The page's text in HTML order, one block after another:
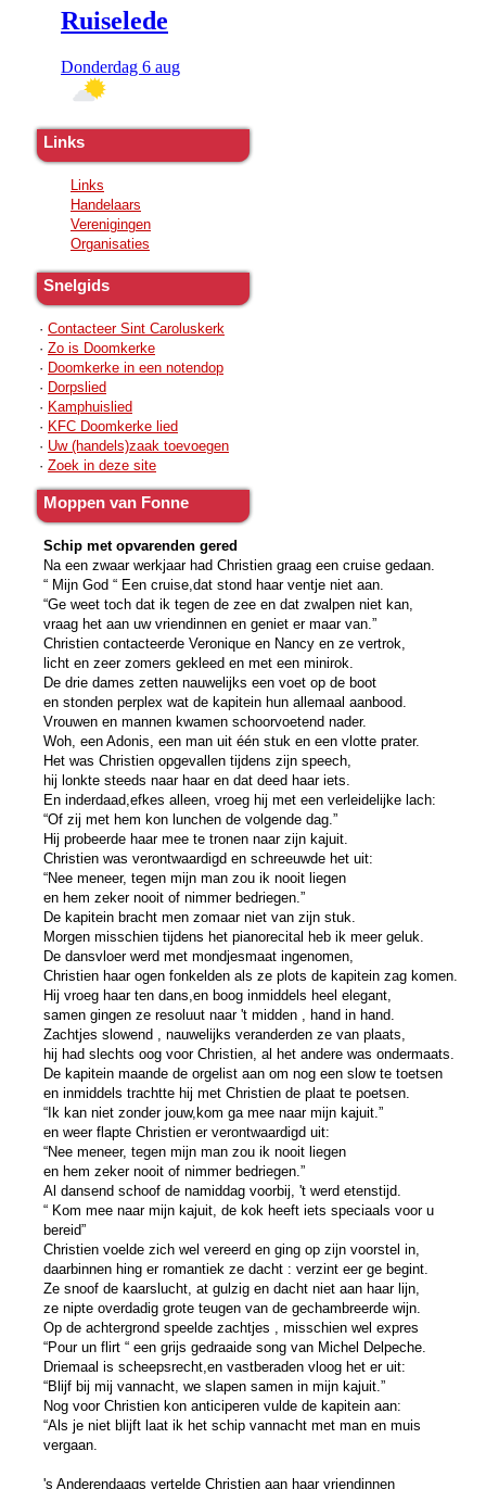
Links
Links
Handelaars
Verenigingen
Organisaties
Snelgids
· Contacteer Sint Caroluskerk
· Zo is Doomkerke
· Doomkerke in een notendop
· Dorpslied
· Kamphuislied
· KFC Doomkerke lied
· Uw (handels)zaak toevoegen
· Zoek in deze site
Moppen van Fonne
Schip met opvarenden gered
Na een zwaar werkjaar had Christien graag een cruise gedaan.
“ Mijn God “ Een cruise,dat stond haar ventje niet aan.
“Ge weet toch dat ik tegen de zee en dat zwalpen niet kan,
vraag het aan uw vriendinnen en geniet er maar van.”
Christien contacteerde Veronique en Nancy en ze vertrok,
licht en zeer zomers gekleed en met een minirok.
De drie dames zetten nauwelijks een voet op de boot
en stonden perplex wat de kapitein hun allemaal aanbood.
Vrouwen en mannen kwamen schoorvoetend nader.
Woh, een Adonis, een man uit één stuk en een vlotte prater.
Het was Christien opgevallen tijdens zijn speech,
hij lonkte steeds naar haar en dat deed haar iets.
En inderdaad,efkes alleen, vroeg hij met een verleidelijke lach:
“Of zij met hem kon lunchen de volgende dag.”
Hij probeerde haar mee te tronen naar zijn kajuit.
Christien was verontwaardigd en schreeuwde het uit:
“Nee meneer, tegen mijn man zou ik nooit liegen
en hem zeker nooit of nimmer bedriegen.”
De kapitein bracht men zomaar niet van zijn stuk.
Morgen misschien tijdens het pianorecital heb ik meer geluk.
De dansvloer werd met mondjesmaat ingenomen,
Christien haar ogen fonkelden als ze plots de kapitein zag komen.
Hij vroeg haar ten dans,en boog inmiddels heel elegant,
samen gingen ze resoluut naar 't midden , hand in hand.
Zachtjes slowend , nauwelijks veranderden ze van plaats,
hij had slechts oog voor Christien, al het andere was ondermaats.
De kapitein maande de orgelist aan om nog een slow te toetsen
en inmiddels trachtte hij met Christien de plaat te poetsen.
“Ik kan niet zonder jouw,kom ga mee naar mijn kajuit.”
en weer flapte Christien er verontwaardigd uit:
“Nee meneer, tegen mijn man zou ik nooit liegen
en hem zeker nooit of nimmer bedriegen.”
Al dansend schoof de namiddag voorbij, 't werd etenstijd.
“ Kom mee naar mijn kajuit, de kok heeft iets speciaals voor u
bereid”
Christien voelde zich wel vereerd en ging op zijn voorstel in,
daarbinnen hing er romantiek ze dacht : verzint eer ge begint.
Ze snoof de kaarslucht, at gulzig en dacht niet aan haar lijn,
ze nipte overdadig grote teugen van de gechambreerde wijn.
Op de achtergrond speelde zachtjes , misschien wel expres
“Pour un flirt “ een grijs gedraaide song van Michel Delpeche.
Driemaal is scheepsrecht,en vastberaden vloog het er uit:
“Blijf bij mij vannacht, we slapen samen in mijn kajuit.”
Nog voor Christien kon anticiperen vulde de kapitein aan:
“Als je niet blijft laat ik het schip vannacht met man en muis
vergaan.
's Anderendaags vertelde Christien aan haar vriendinnen